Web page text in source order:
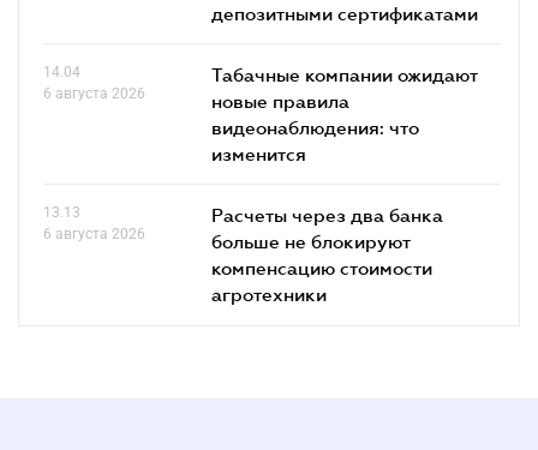
депозитными сертификатами
14.04
6 августа 2026
Табачные компании ожидают
новые правила
видеонаблюдения: что
изменится
13.13
6 августа 2026
Расчеты через два банка
больше не блокируют
компенсацию стоимости
агротехники